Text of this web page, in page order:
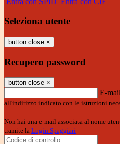
Seleziona utente
button close ×
Recupero password
button close ×
E-mail
all'indirizzo indicato con le istruzioni
Non hai una e-mail associata al nome
tramite la Login Spaggiari